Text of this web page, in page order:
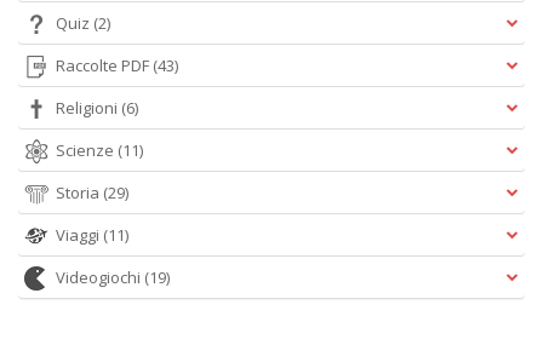
Quiz (2)
Raccolte PDF (43)
Religioni (6)
Scienze (11)
Storia (29)
Viaggi (11)
Videogiochi (19)